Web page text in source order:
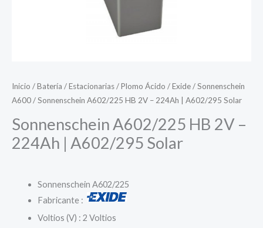
Inicio /Batería /Estacionarias/Plomo Ácido /Exide/Sonnenschein
A600/ Sonnenschein A602/225 HB 2V – 224Ah | A602/295 Solar
Sonnenschein A602/225 HB 2V –
224Ah | A602/295 Solar
Sonnenschein A602/225
Fabricante :
Voltios (V) : 2 Voltios